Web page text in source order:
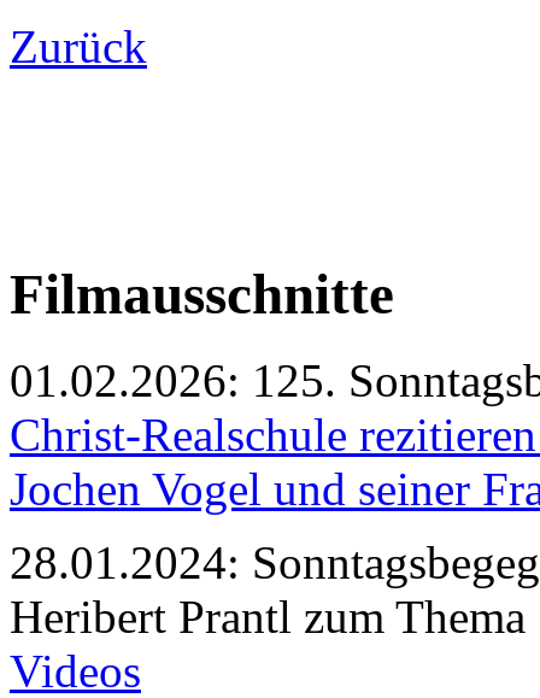
Zurück
Filmausschnitte
01.02.2026: 125.
Christ-Realschule
Jochen Vogel und seiner
28.01.2024:
Heribert Prantl zum
Videos